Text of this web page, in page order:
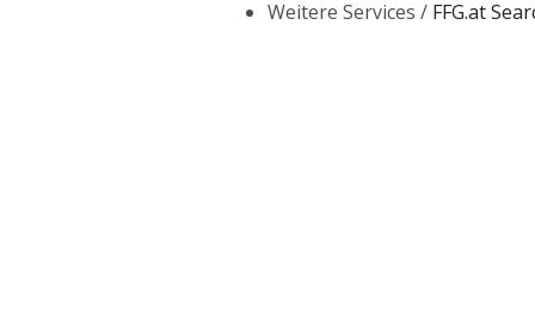
Weitere Services / FFG.at